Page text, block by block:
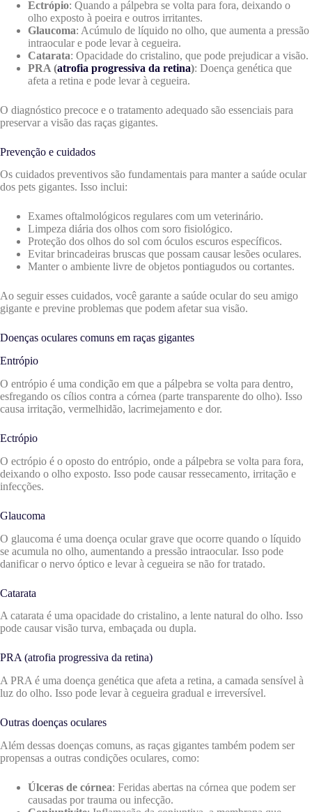
Ectrópio: Quando a pálpebra se volta para fora, deixando o
olho exposto à poeira e outros irritantes.
Glaucoma: Acúmulo de líquido no olho, que aumenta a pressão
intraocular e pode levar à cegueira.
Catarata: Opacidade do cristalino, que pode prejudicar a visão.
PRA (atrofia progressiva da retina): Doença genética que
afeta a retina e pode levar à cegueira.
O diagnóstico precoce e o tratamento adequado são essenciais para
preservar a visão das raças gigantes.
Prevenção e cuidados
Os cuidados preventivos são fundamentais para manter a saúde ocular
dos pets gigantes. Isso inclui:
Exames oftalmológicos regulares com um veterinário.
Limpeza diária dos olhos com soro fisiológico.
Proteção dos olhos do sol com óculos escuros específicos.
Evitar brincadeiras bruscas que possam causar lesões oculares.
Manter o ambiente livre de objetos pontiagudos ou cortantes.
Ao seguir esses cuidados, você garante a saúde ocular do seu amigo
gigante e previne problemas que podem afetar sua visão.
Doenças oculares comuns em raças gigantes
Entrópio
O entrópio é uma condição em que a pálpebra se volta para dentro,
esfregando os cílios contra a córnea (parte transparente do olho). Isso
causa irritação, vermelhidão, lacrimejamento e dor.
Ectrópio
O ectrópio é o oposto do entrópio, onde a pálpebra se volta para fora,
deixando o olho exposto. Isso pode causar ressecamento, irritação e
infecções.
Glaucoma
O glaucoma é uma doença ocular grave que ocorre quando o líquido
se acumula no olho, aumentando a pressão intraocular. Isso pode
danificar o nervo óptico e levar à cegueira se não for tratado.
Catarata
A catarata é uma opacidade do cristalino, a lente natural do olho. Isso
pode causar visão turva, embaçada ou dupla.
PRA (atrofia progressiva da retina)
A PRA é uma doença genética que afeta a retina, a camada sensível à
luz do olho. Isso pode levar à cegueira gradual e irreversível.
Outras doenças oculares
Além dessas doenças comuns, as raças gigantes também podem ser
propensas a outras condições oculares, como:
Úlceras de córnea: Feridas abertas na córnea que podem ser
causadas por trauma ou infecção.